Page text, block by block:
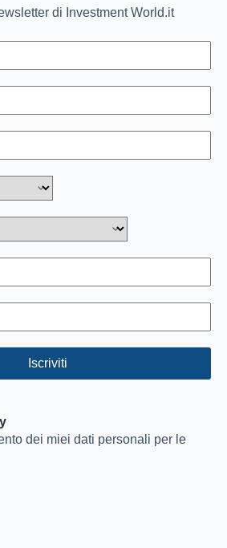
di Investment World.it
dei miei dati personali per le